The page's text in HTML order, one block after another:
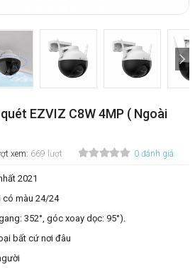
EZVIZ C8W 4MP ( Ngoài
xem: 669 lượt 0 đánh giá
2021
có màu 24/24
352°, góc xoay dọc: 95°).
bất cứ nơi đâu